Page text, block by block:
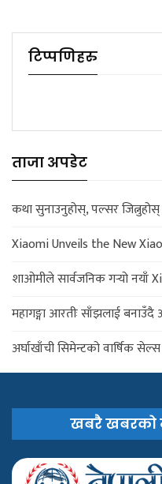
टिप्पणिहरु
ताजा अपडेट
कथा सुनाउनुहोस्, पल्सर जित्नुहोस्
Xiaomi Unveils the New
शाओमीले सार्वजनिक गर्‍यो नयाँ
महागङ्गा आरतीः साँझलाई
अर्घाखाँची सिमेन्टको वार्षिक
खबरै खबरको